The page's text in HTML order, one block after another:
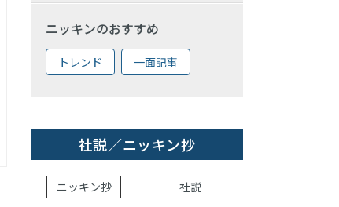
ニッキンのおすすめ
トレンド 一面記事
社説／ニッキン抄
ニッキン抄 社説